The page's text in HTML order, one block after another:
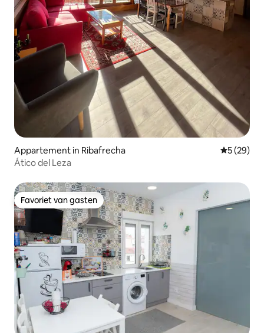
Appartement in Ribafrecha
5 (29)
Ático del Leza
Favoriet van gasten
Favoriet van gasten